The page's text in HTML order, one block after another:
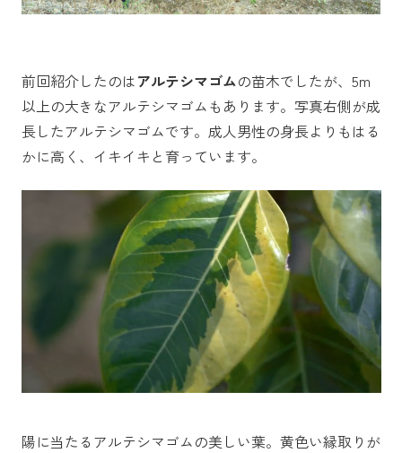
前回紹介したのはアルテシマゴムの苗木でしたが、5m
以上の大きなアルテシマゴムもあります。写真右側が成
長したアルテシマゴムです。成人男性の身長よりもはる
かに高く、イキイキと育っています。
陽に当たるアルテシマゴムの美しい葉。黄色い縁取りが